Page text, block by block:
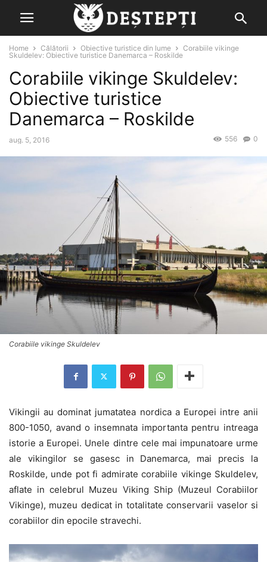
Home Călătorii Obiective turistice din lume
Corabiile vikinge
Skuldelev: Obiective turistice Danemarca – Roskilde
Corabiile vikinge Skuldelev:
Obiective turistice
Danemarca – Roskilde
aug. 5, 2016 0
556
Corabiile vikinge Skuldelev
Vikingii au dominat jumatatea nordica a Europei intre anii
800-1050, avand o insemnata importanta pentru intreaga
istorie a Europei. Unele dintre cele mai impunatoare urme
ale vikingilor se gasesc in Danemarca, mai precis la
Roskilde, unde pot fi admirate corabiile vikinge Skuldelev,
aflate in celebrul Muzeu Viking Ship (Muzeul Corabiilor
Vikinge), muzeu dedicat in totalitate conservarii vaselor si
corabiilor din epocile stravechi.